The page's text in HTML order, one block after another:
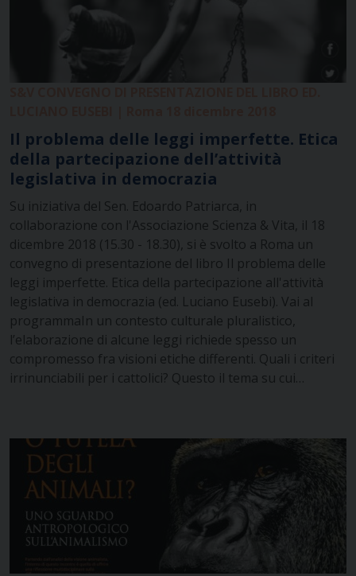
Il problema delle leggi imperfette. Etica
della partecipazione dell’attività
legislativa in democrazia
Su iniziativa del Sen. Edoardo Patriarca, in
collaborazione con l'Associazione Scienza & Vita, il 18
dicembre 2018 (15.30 - 18.30), si è svolto a Roma un
convegno di presentazione del libro Il problema delle
leggi imperfette. Etica della partecipazione all'attività
legislativa in democrazia (ed. Luciano Eusebi). Vai al
programmaIn un contesto culturale pluralistico,
l’elaborazione di alcune leggi richiede spesso un
compromesso fra visioni etiche differenti. Quali i criteri
irrinunciabili per i cattolici? Questo il tema su cui…